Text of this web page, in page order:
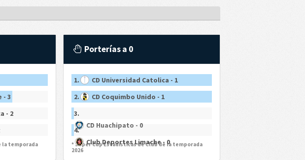
- 3
- 2
la temporada
Porterías a 0
1.
CD Universidad Catolica - 1
2.
CD Coquimbo Unido - 1
3.
CD Huachipato - 0
4.
Club Deportes Limache - 0
* Super Cup Estadísticas de Club de la temporada
2026